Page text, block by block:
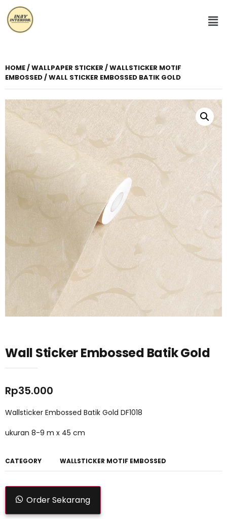
HOME/WALLPAPER STICKER /WALLSTICKER MOTIF
EMBOSSED/ WALL STICKER EMBOSSED BATIK GOLD
Wall Sticker Embossed Batik Gold
Rp35.000
Wallsticker Embossed Batik Gold DF1018
ukuran 8-9 m x 45 cm
CATEGORY WALLSTICKER MOTIF EMBOSSED
Order Sekarang